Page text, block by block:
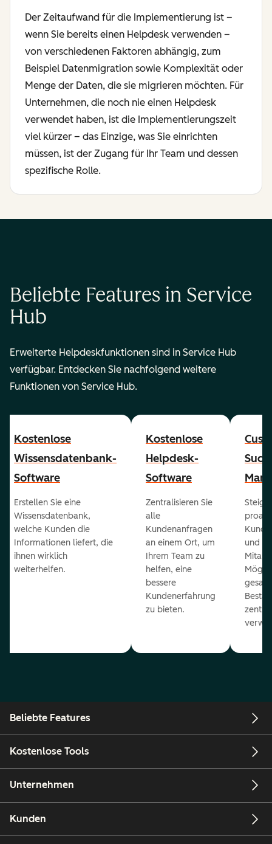
Der Zeitaufwand für die Implementierung ist –
wenn Sie bereits einen Helpdesk verwenden –
von verschiedenen Faktoren abhängig, zum
Beispiel Datenmigration sowie Komplexität oder
Menge der Daten, die sie migrieren möchten. Für
Unternehmen, die noch nie einen Helpdesk
verwendet haben, ist die Implementierungszeit
viel kürzer – das Einzige, was Sie einrichten
müssen, ist der Zugang für Ihr Team und dessen
spezifische Rolle.
Beliebte Features in Service
Hub
Erweiterte Helpdeskfunktionen sind in Service Hub
verfügbar. Entdecken Sie nachfolgend weitere
Funktionen von Service Hub.
Kostenlose
Wissensdatenbank-
Software
Erstellen Sie eine
Wissensdatenbank,
welche Kunden die
Informationen liefert, die
ihnen wirklich
weiterhelfen.
Kostenlose
Helpdesk-
Software
Zentralisieren Sie
alle
Kundenanfragen
an einem Ort, um
Ihrem Team zu
helfen, eine
bessere
Kundenerfahrung
zu bieten.
und
Beliebte Features
Kostenlose Tools
Unternehmen
Kunden